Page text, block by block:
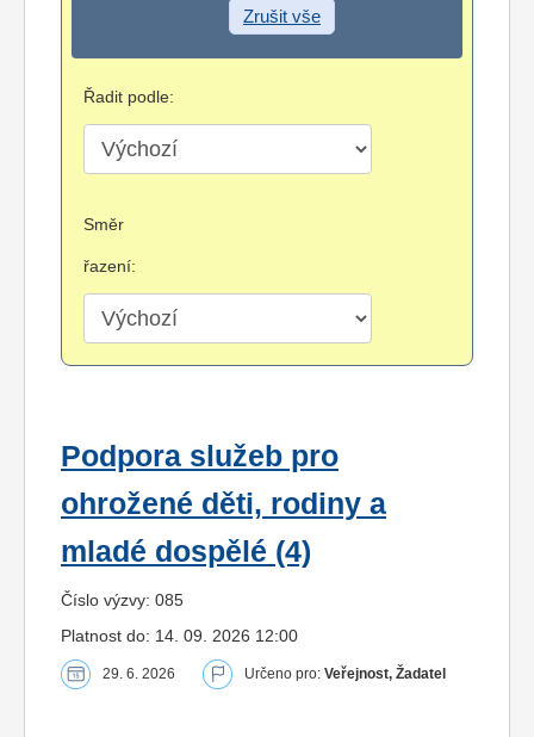
Zrušit vše
Řadit podle:
Směr
řazení:
Podpora služeb pro
ohrožené děti, rodiny a
mladé dospělé (4)
Číslo výzvy: 085
Platnost do: 14. 09. 2026 12:00
29. 6. 2026 Určeno pro: Veřejnost, Žadatel